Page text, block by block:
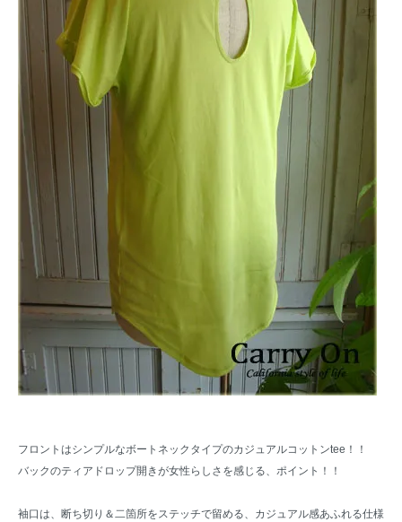
フロントはシンプルなボートネックタイプのカジュアルコットンtee！！
バックのティアドロップ開きが女性らしさを感じる、ポイント！！
袖口は、断ち切り＆二箇所をステッチで留める、カジュアル感あふれる仕様